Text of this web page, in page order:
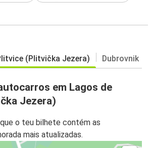
(Plitvička Jezera) Dubrovnik
em Lagos de
Jezera)
o teu bilhete contém as
mais atualizadas.